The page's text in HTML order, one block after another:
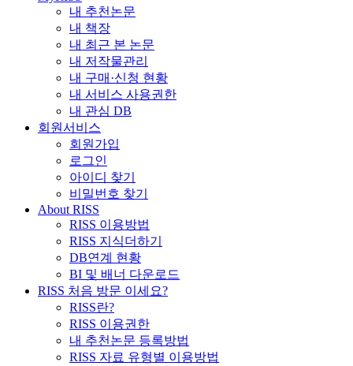
내 추천논문
내 책장
내 최근 본 논문
내 저작물관리
내 구매·신청 현황
내 서비스 사용권한
내 관심 DB
회원서비스
회원가입
로그인
아이디 찾기
비밀번호 찾기
About RISS
RISS 이용방법
RISS 지식더하기
DB연계 현황
BI 및 배너 다운로드
RISS 처음 방문 이세요?
RISS란?
RISS 이용권한
내 추천논문 등록방법
RISS 자료 유형별 이용방법